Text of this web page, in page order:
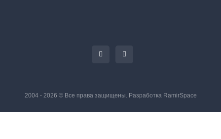
2004 - 2026 © Все права защищены. Разработка RamirSpace